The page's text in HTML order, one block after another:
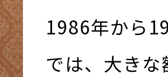
1986年から
では、大き